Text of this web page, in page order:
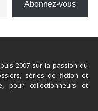
Abonnez-vous
2007 sur la passion du
séries de fiction et
pour collectionneurs et